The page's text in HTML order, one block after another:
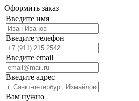
Оформить заказ
Введите имя
Введите телефон
Введите email
Введите адрес
Вам нужно